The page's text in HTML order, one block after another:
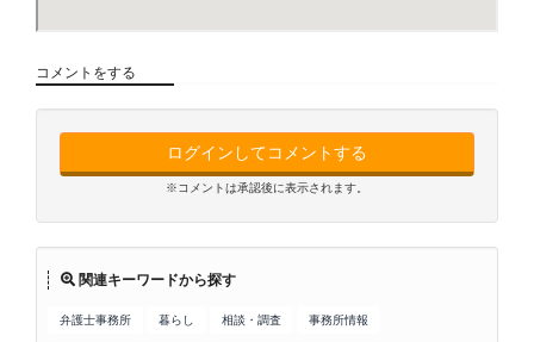
コメントをする
ログインしてコメントする
※コメントは承認後に表示されます。
関連キーワードから探す
弁護士事務所 暮らし 相談・調査 事務所情報